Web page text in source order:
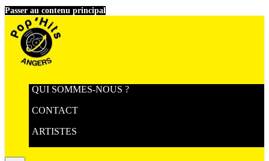
Passer au contenu principal
QUI SOMMES-NOUS ?
CONTACT
ARTISTES